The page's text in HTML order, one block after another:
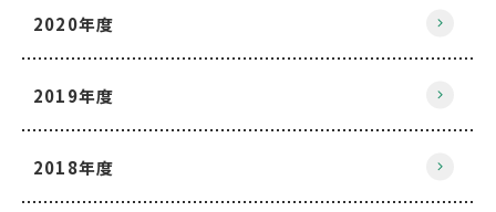
2020年度
2019年度
2018年度